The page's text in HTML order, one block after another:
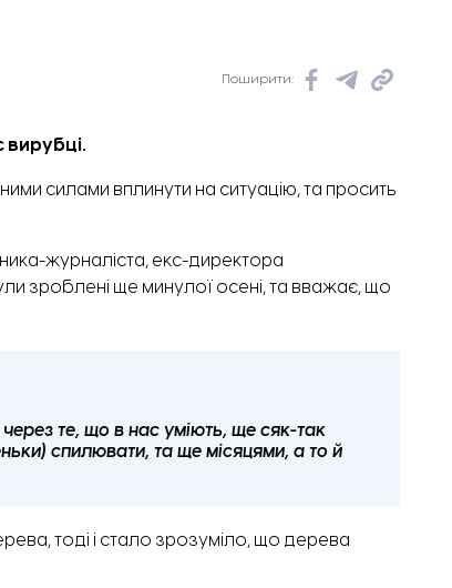
Поширити:
вирубці.
силами вплинути на ситуацію, та просить
журналіста, екс-директора
зроблені ще минулої осені, та вважає, що
те, що в нас уміють, ще сяк-так
спилювати, та ще місяцями, а то й
тоді і стало зрозуміло, що дерева